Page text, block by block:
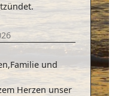
und
Herzen unser